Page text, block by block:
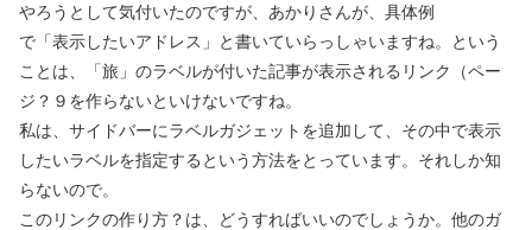
やろうとして気付いたのですが、あかりさんが、具体例
で「表示したいアドレス」と書いていらっしゃいますね。という
ことは、「旅」のラベルが付いた記事が表示されるリンク（ペー
ジ？９を作らないといけないですね。
私は、サイドバーにラベルガジェットを追加して、その中で表示
したいラベルを指定するという方法をとっています。それしか知
らないので。
このリンクの作り方？は、どうすればいいのでしょうか。他のガ